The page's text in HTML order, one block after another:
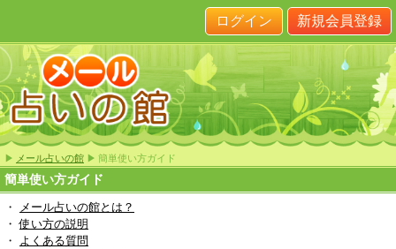
ログイン 新規会員登録
▶ メール占いの館 ▶ 簡単使い方ガイド
簡単使い方ガイド
・
メール占いの館とは？
・使い方の説明
・
よくある質問